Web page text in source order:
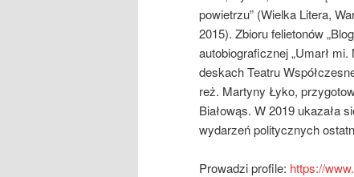
powietrzu” (Wielka Litera,
2015). Zbioru felietonów
autobiograficznej „Umarł
deskach Teatru
reż. Martyny Łyko,
Białowąs. W 2019 ukazała
wydarzeń politycznych
Prowadzi profile: https://